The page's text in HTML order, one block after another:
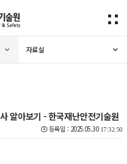
자료실
알아보기 - 한국재난안전기술원
등록일 : 2025.05.30 17:32:50